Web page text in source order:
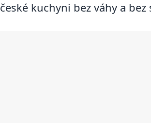
české kuchyni bez váhy a